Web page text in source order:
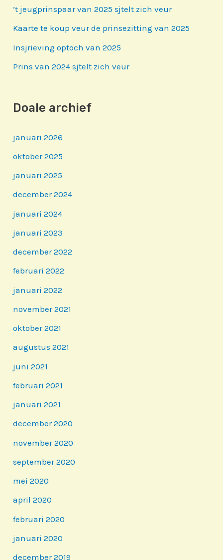
’t jeugprinspaar van 2025 sjtelt zich veur
Kaarte te koup veur de prinsezitting van 2025
Insjrieving optoch van 2025
Prins van 2024 sjtelt zich veur
Doale archief
januari 2026
oktober 2025
januari 2025
december 2024
januari 2024
januari 2023
december 2022
februari 2022
januari 2022
november 2021
oktober 2021
augustus 2021
juni 2021
februari 2021
januari 2021
december 2020
november 2020
september 2020
mei 2020
april 2020
februari 2020
januari 2020
december 2019